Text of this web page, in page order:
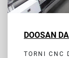
DOOSAN
TORNI CNC